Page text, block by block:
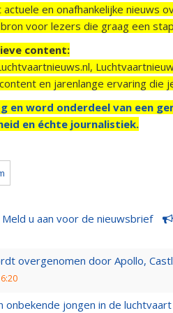
en onafhankelijke nieuws
voor lezers die graag een
content:
en jarenlange ervaring die
en word onderdeel van een
en échte journalistiek.
Meld u aan voor de nieuwsbrief
overgenomen door Apollo,
onbekende jongen in de luchtvaart